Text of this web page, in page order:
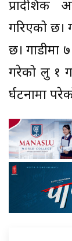
प्रादेशिक
गरिएको छ।
छ। गाडीमा
गरेको लु १
दुर्घटनामा